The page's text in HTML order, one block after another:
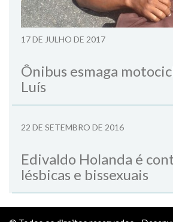
17 DE JULHO DE 2017
Ônibus esmaga
Luís
22 DE SETEMBRO DE 2016
Edivaldo Holanda é
lésbicas e bissexuais